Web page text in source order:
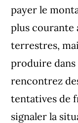
payer le
plus
terrestres,
produire dans
rencontrez
tentatives de
signaler la